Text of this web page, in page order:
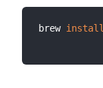
brew install